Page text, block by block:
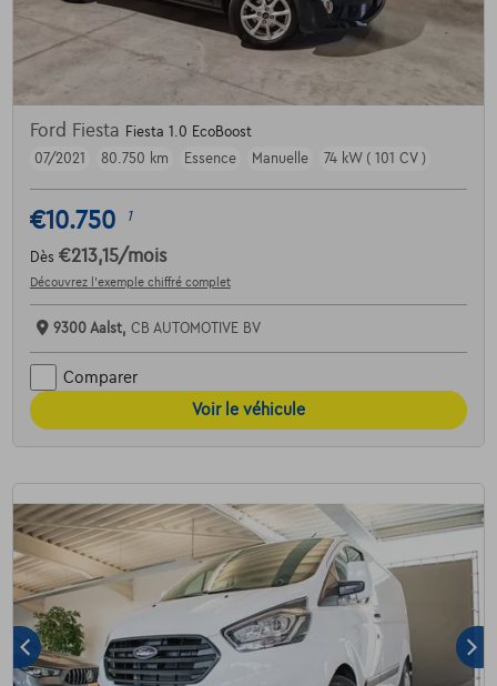
Ford Fiesta Fiesta 1.0 EcoBoost
07/2021
80.750 km Essence Manuelle 74 kW ( 101 CV )
€10.750 1
Dès €213,15/mois
Découvrez l’exemple chiffré complet
9300 Aalst, CB AUTOMOTIVE BV
Comparer
Voir le véhicule